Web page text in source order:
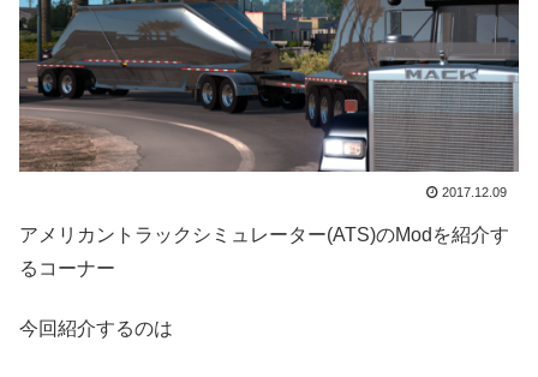
2017.12.09
アメリカントラックシミュレーター(ATS)のModを紹介す
るコーナー
今回紹介するのは